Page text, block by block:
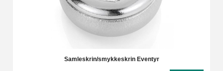
Samleskrin/smykkeskrin Eventyr